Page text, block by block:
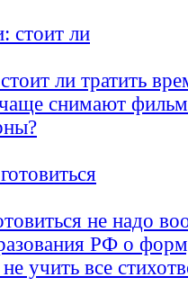
ли тратить
снимают
не надо
РФ о
учить все